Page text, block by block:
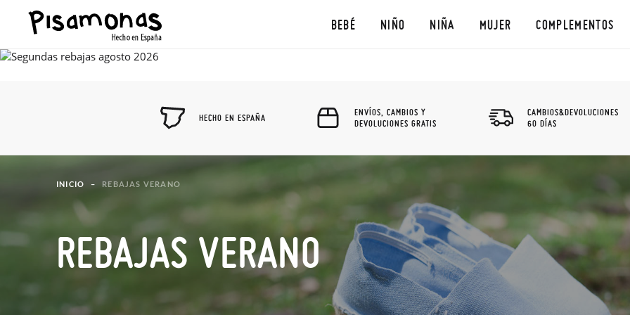
BEBÉ NIÑO NIÑA MUJER COMPLEMENTOS
HECHO EN ESPAÑA
ENVÍOS, CAMBIOS Y
DEVOLUCIONES GRATIS
CAMBIOS&DEVOLUCIONES
60 DÍAS
INICIO REBAJAS VERANO
REBAJAS VERANO